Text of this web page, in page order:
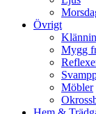
Övrigt
Mygg
Möbler